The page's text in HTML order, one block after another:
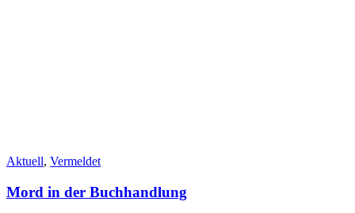
Aktuell, Vermeldet
Mord in der Buchhandlung